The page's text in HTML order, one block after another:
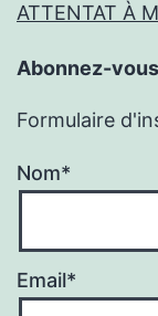
ATTENTAT À
Abonnez-
Formulaire
Nom*
Email*